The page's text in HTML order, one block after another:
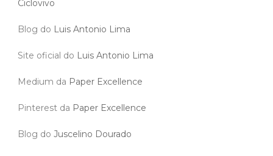
Ciclovivo
Blog do Luis Antonio Lima
Site oficial do Luis Antonio Lima
Medium da Paper Excellence
Pinterest da Paper Excellence
Blog do Juscelino Dourado